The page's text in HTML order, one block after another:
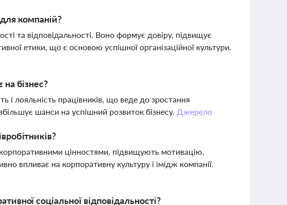
компаній?
та відповідальності. Воно формує довіру, підвищує
етики, що є основою успішної організаційної культури.
бізнес?
і лояльність працівників, що веде до зростання
шанси на успішний розвиток бізнесу. Джерело
цінностями, підвищують мотивацію,
впливає на корпоративну культуру і імідж компанії.
соціальної відповідальності?